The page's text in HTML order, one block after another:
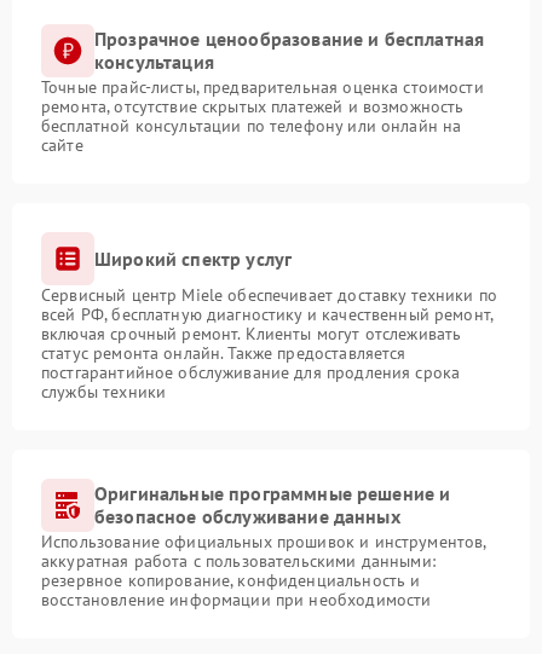
Прозрачное ценообразование и бесплатная
консультация
Точные прайс-листы, предварительная оценка стоимости
ремонта, отсутствие скрытых платежей и возможность
бесплатной консультации по телефону или онлайн на
сайте
Широкий спектр услуг
Сервисный центр Miele обеспечивает доставку техники по
всей РФ, бесплатную диагностику и качественный ремонт,
включая срочный ремонт. Клиенты могут отслеживать
статус ремонта онлайн. Также предоставляется
постгарантийное обслуживание для продления срока
службы техники
Оригинальные программные решение и
безопасное обслуживание данных
Использование официальных прошивок и инструментов,
аккуратная работа с пользовательскими данными:
резервное копирование, конфиденциальность и
восстановление информации при необходимости